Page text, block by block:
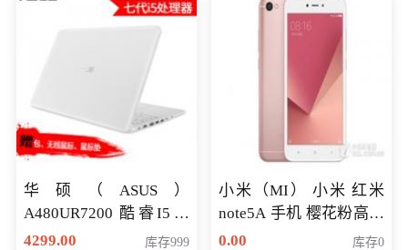
华硕（ASUS）
A480UR7200 酷睿I5超
薄学生办公游戏独显笔
4299.00 库存999
小米（MI） 小米 红米
note5A 手机 樱花粉高配
版 全网通(3G+32G)
0.00 库存0